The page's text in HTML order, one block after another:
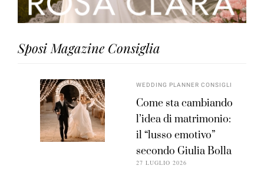
Sposi Magazine Consiglia
WEDDING PLANNER CONSIGLI
Come sta cambiando
l’idea di matrimonio:
il “lusso emotivo”
secondo Giulia Bolla
27 LUGLIO 2026